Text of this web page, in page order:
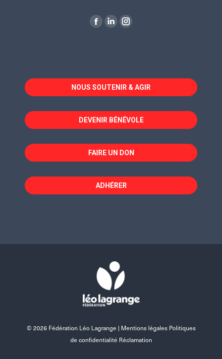
La
dans
une
fenêtre
La
dans
une
fenêtre
La
dans
une
fenêtre
NOUS SOUTENIR & AGIR
DEVENIR BÉNÉVOLE
FAIRE UN DON
ADHÉRER
© 2026 Fédération Léo Lagrange | Mentions légales Politiques
de confidentialité Réclamation